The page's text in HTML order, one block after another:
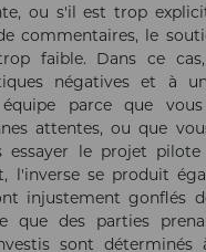
ou s'il est trop
commentaires, le
faible. Dans ce
négatives et à
parce que
attentes, ou que
essayer le projet
l'inverse se produit
injustement gonflés
que des parties
sont